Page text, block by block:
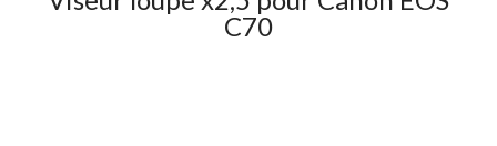
C70